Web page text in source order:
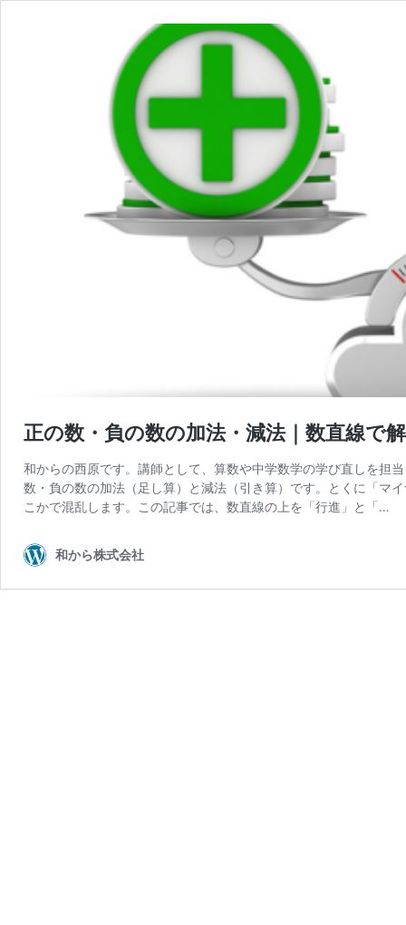
正の数・負の数の加法・減法｜数直線で
和からの西原です。講師として、算数や中学数学の学び直しを担
数・負の数の加法（足し算）と減法（引き算）です。とくに「マ
こかで混乱します。この記事では、数直線の上を「行進」と「…
和から株式会社